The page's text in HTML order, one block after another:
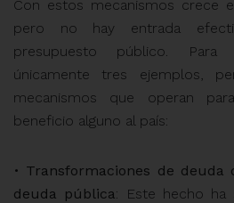
Con estos mecanismos crece
pero no hay entrada
presupuesto público. Para
únicamente tres ejemplos,
mecanismos que operan
beneficio alguno al país:
• Transformaciones de deuda
deuda pública: Este hecho ha